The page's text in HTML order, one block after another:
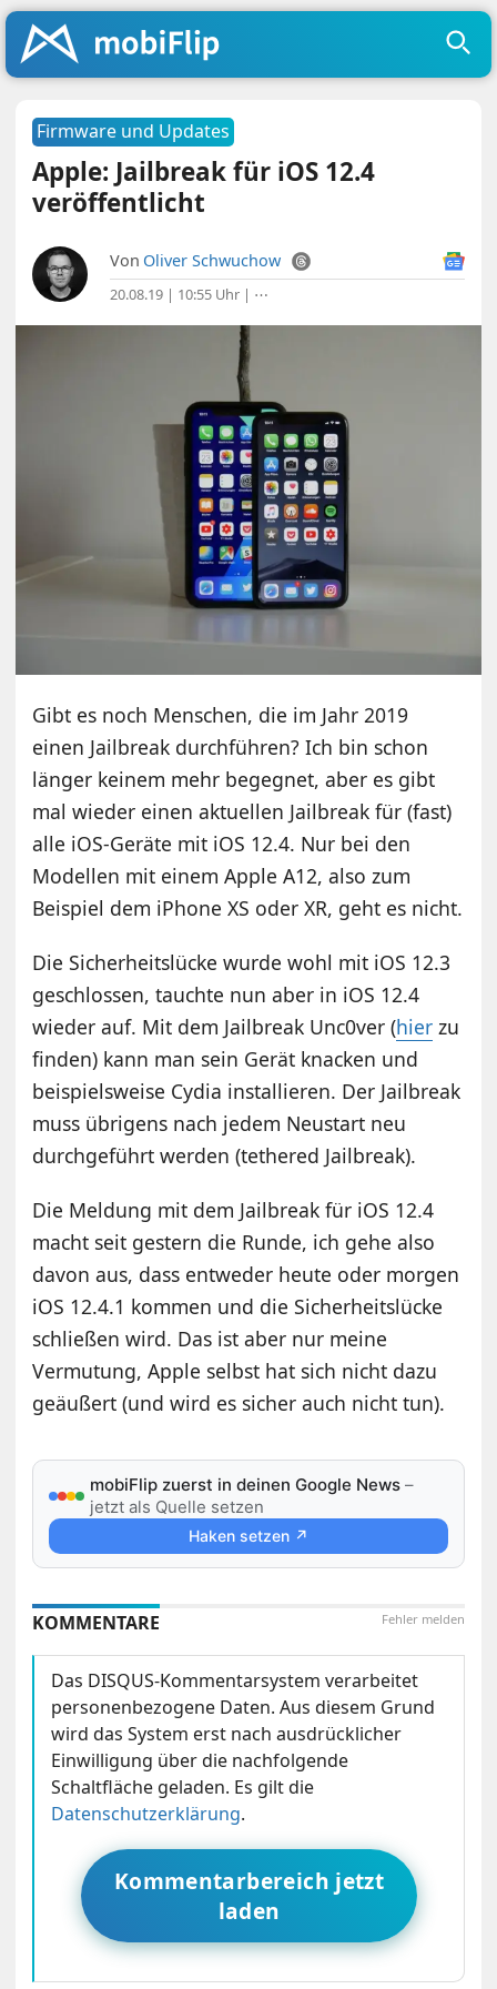
Firmware und Updates
Apple: Jailbreak für iOS 12.4
veröffentlicht
Von Oliver Schwuchow
20.08.19 | 10:55 Uhr | ⋯
Gibt es noch Menschen, die im Jahr 2019
einen Jailbreak durchführen? Ich bin schon
länger keinem mehr begegnet, aber es gibt
mal wieder einen aktuellen Jailbreak für (fast)
alle iOS-Geräte mit iOS 12.4. Nur bei den
Modellen mit einem Apple A12, also zum
Beispiel dem iPhone XS oder XR, geht es nicht.
Die Sicherheitslücke wurde wohl mit iOS 12.3
geschlossen, tauchte nun aber in iOS 12.4
wieder auf. Mit dem Jailbreak Unc0ver (hier zu
finden) kann man sein Gerät knacken und
beispielsweise Cydia installieren. Der Jailbreak
muss übrigens nach jedem Neustart neu
durchgeführt werden (tethered Jailbreak).
Die Meldung mit dem Jailbreak für iOS 12.4
macht seit gestern die Runde, ich gehe also
davon aus, dass entweder heute oder morgen
iOS 12.4.1 kommen und die Sicherheitslücke
schließen wird. Das ist aber nur meine
Vermutung, Apple selbst hat sich nicht dazu
geäußert (und wird es sicher auch nicht tun).
mobiFlip zuerst in deinen Google News –
jetzt als Quelle setzen
Haken setzen ↗
Fehler melden
KOMMENTARE
Das DISQUS-Kommentarsystem verarbeitet
personenbezogene Daten. Aus diesem Grund
wird das System erst nach ausdrücklicher
Einwilligung über die nachfolgende
Schaltfläche geladen. Es gilt die
Datenschutzerklärung.
Kommentarbereich jetzt
laden